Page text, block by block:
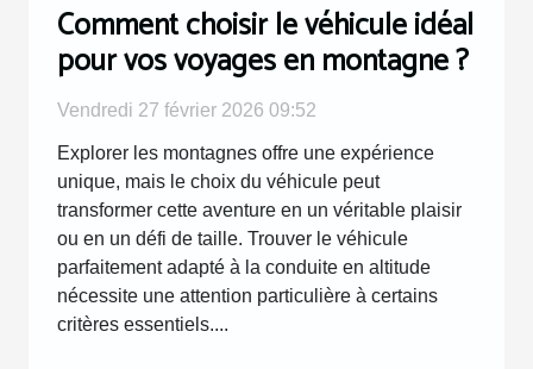
Comment choisir le véhicule idéal
pour vos voyages en montagne ?
Vendredi 27 février 2026 09:52
Explorer les montagnes offre une expérience
unique, mais le choix du véhicule peut
transformer cette aventure en un véritable plaisir
ou en un défi de taille. Trouver le véhicule
parfaitement adapté à la conduite en altitude
nécessite une attention particulière à certains
critères essentiels....